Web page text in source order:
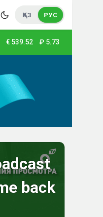
ҚАЗ РУС
€ 539.52 ₽ 5.73